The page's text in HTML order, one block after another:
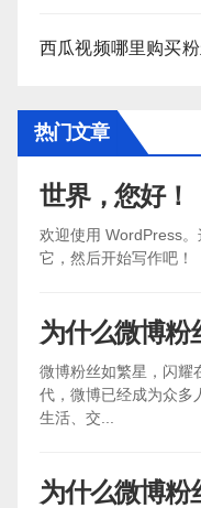
西瓜视频哪里购买
热门文章
世界，您好！
欢迎使用 WordPress
它，然后开始写作吧！
为什么微博粉
微博粉丝如繁星，闪耀
代，微博已经成为众多
生活、交...
为什么微博粉